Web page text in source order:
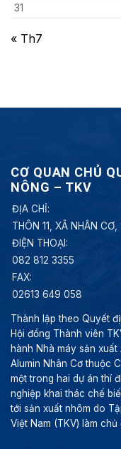
31
« Th7
CƠ QUAN CHỦ
NÔNG – TKV
ĐỊA CHỈ:
THÔN 11, XÃ NHÂN
ĐIỆN THOẠI:
082 812 3355
FAX:
02613 649 058
Thành lập theo Quyết
Hội đồng Thành viên
hành Nhà máy sản
Alumin Nhân Cơ thuộc
một trong hai dự án thí
nghiệp khai thác chế
tới sản xuất nhôm do
Việt Nam (TKV) làm chủ